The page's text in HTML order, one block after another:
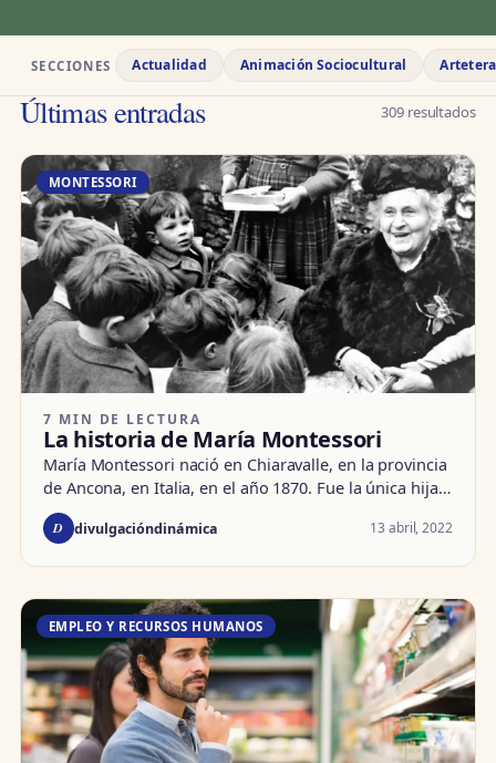
SECCIONES Actualidad Animación Sociocultural
Últimas entradas 309 resultados
MONTESSORI
7 MIN DE LECTURA
La historia de María Montessori
María Montessori nació en Chiaravalle, en la provincia
de Ancona, en Italia, en el año 1870. Fue la única hija…
D divulgacióndinámica 13 abril, 2022
EMPLEO Y RECURSOS HUMANOS